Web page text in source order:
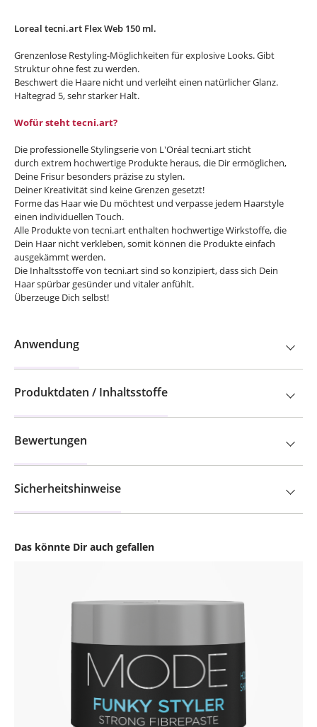
Das könnte Dir auch gefallen
Loreal tecni.art Flex Web 150 ml.
Grenzenlose Restyling-Möglichkeiten für explosive Looks. Gibt
Struktur ohne fest zu werden.
Beschwert die Haare nicht und verleiht einen natürlicher Glanz.
Haltegrad 5, sehr starker Halt.
Wofür steht tecni.art?
Die professionelle Stylingserie von L'Oréal tecni.art sticht
durch extrem hochwertige Produkte heraus, die Dir ermöglichen,
Deine Frisur besonders präzise zu stylen.
Deiner Kreativität sind keine Grenzen gesetzt!
Forme das Haar wie Du möchtest und verpasse jedem Haarstyle
einen individuellen Touch.
Alle Produkte von tecni.art enthalten hochwertige Wirkstoffe, die
Dein Haar nicht verkleben, somit können die Produkte einfach
ausgekämmt werden.
Die Inhaltsstoffe von tecni.art sind so konzipiert, dass sich Dein
Haar spürbar gesünder und vitaler anfühlt.
Überzeuge Dich selbst!
Anwendung
Produktdaten / Inhaltsstoffe
Bewertungen
Sicherheitshinweise